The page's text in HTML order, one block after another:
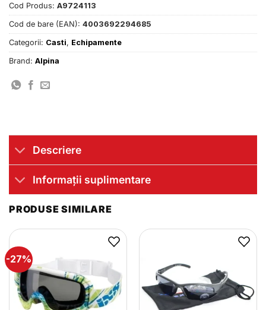
Cod Produs: A9724113
Cod de bare (EAN): 4003692294685
Categorii: Casti, Echipamente
Brand: Alpina
Descriere
Informații suplimentare
PRODUSE SIMILARE
-27%